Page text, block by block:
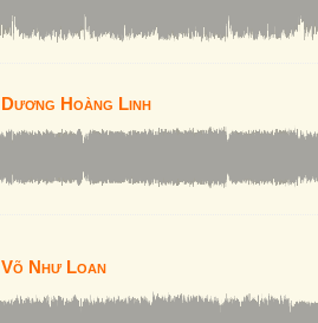
Dương Hoàng Linh
Võ Như Loan